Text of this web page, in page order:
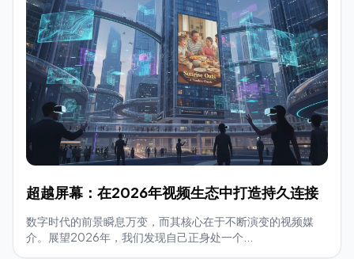
超越屏幕：在2026年视频生态中打造持久连接
数字时代的前景瞬息万变，而其核心在于不断演变的视频媒
介。展望2026年，我们发现自己正身处一个...